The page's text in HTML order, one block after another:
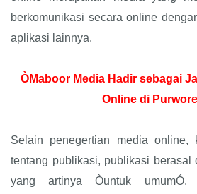
berkomunikasi secara online
aplikasi lainnya.
ÒMaboor Media Hadir sebagai
Online di
Selain penegertian media online,
tentang publikasi, publikasi berasal
yang artinya Òuntuk umumÓ.